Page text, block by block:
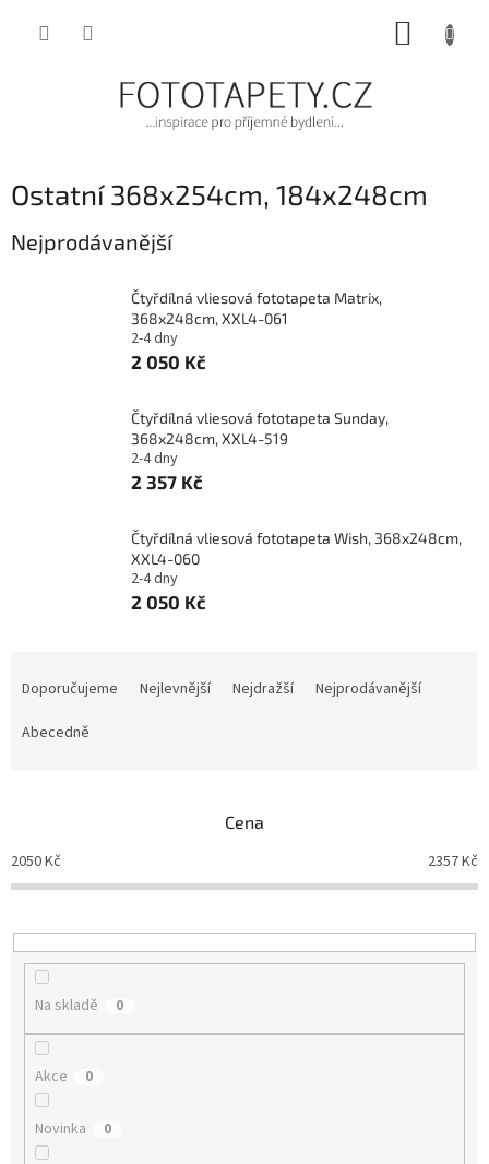
Ostatní 368x254cm, 184x248cm
Nejprodávanější
Čtyřdílná vliesová fototapeta Matrix,
368x248cm, XXL4-061
2-4 dny
2 050 Kč
Čtyřdílná vliesová fototapeta Sunday,
368x248cm, XXL4-519
2-4 dny
2 357 Kč
Čtyřdílná vliesová fototapeta Wish, 368x248cm,
XXL4-060
2-4 dny
2 050 Kč
o
d
k
t
Doporučujeme Nejlevnější Nejdražší
Nejprodávanější
Abecedně
Cena
2050Kč 2357Kč
Na skladě 0
Akce 0
Novinka 0